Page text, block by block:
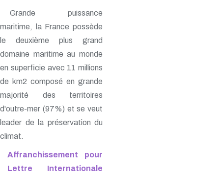
Grande puissance
maritime, la France possède
le deuxième plus grand
domaine maritime au monde
en superficie avec 11 millions
de km2 composé en grande
majorité des territoires
d'outre-mer (97%) et se veut
leader de la préservation du
climat.
Affranchissement pour
Lettre Internationale